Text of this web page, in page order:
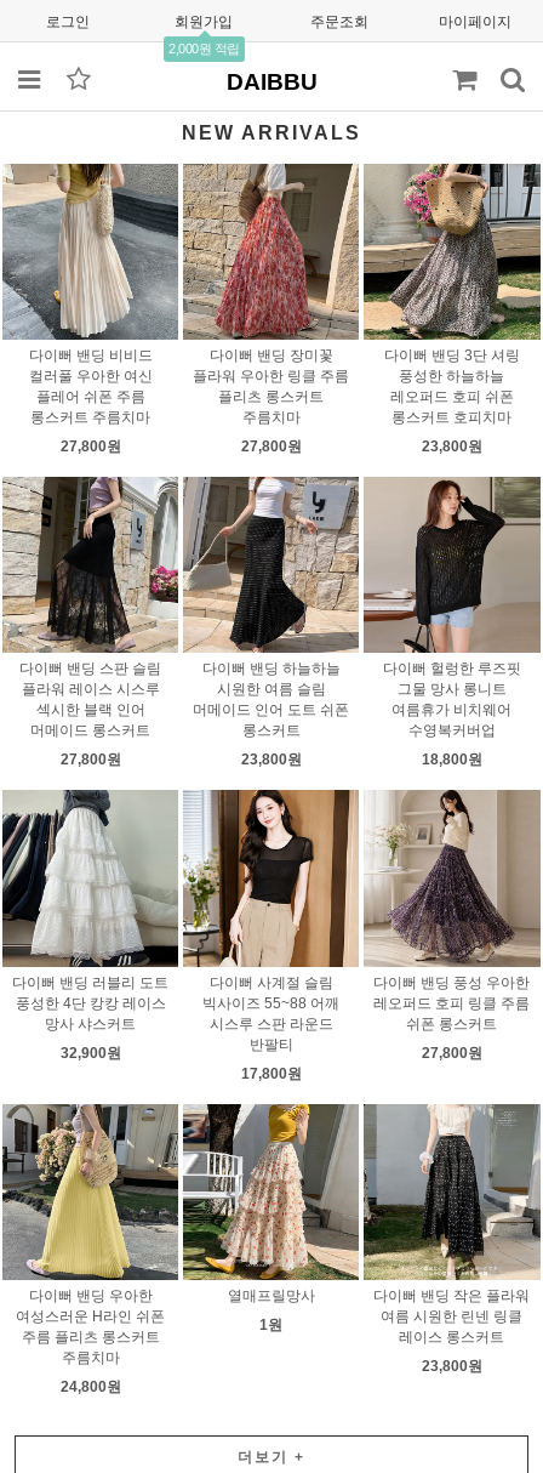
로그인 회원가입
2,000원 적립
주문조회 마이페이지
DAIBBU
NEW ARRIVALS
다이뻐 밴딩 비비드
컬러풀 우아한 여신
플레어 쉬폰 주름
롱스커트 주름치마
27,800원
다이뻐 밴딩 장미꽃
플라워 우아한 링클 주름
플리츠 롱스커트
주름치마
27,800원
다이뻐 밴딩 3단 셔링
풍성한 하늘하늘
레오퍼드 호피 쉬폰
롱스커트 호피치마
23,800원
다이뻐 밴딩 스판 슬림
플라워 레이스 시스루
섹시한 블랙 인어
머메이드 롱스커트
27,800원
다이뻐 밴딩 하늘하늘
시원한 여름 슬림
머메이드 인어 도트 쉬폰
롱스커트
23,800원
다이뻐 헐렁한 루즈핏
그물 망사 롱니트
여름휴가 비치웨어
수영복커버업
18,800원
다이뻐 밴딩 러블리 도트
풍성한 4단 캉캉 레이스
망사 샤스커트
32,900원
다이뻐 사계절 슬림
빅사이즈 55~88 어깨
시스루 스판 라운드
반팔티
17,800원
다이뻐 밴딩 풍성 우아한
레오퍼드 호피 링클 주름
쉬폰 롱스커트
27,800원
다이뻐 밴딩 우아한
여성스러운 H라인 쉬폰
주름 플리츠 롱스커트
주름치마
24,800원
열매프릴망사
1원
다이뻐 밴딩 작은 플라워
여름 시원한 린넨 링클
레이스 롱스커트
23,800원
더보기 +